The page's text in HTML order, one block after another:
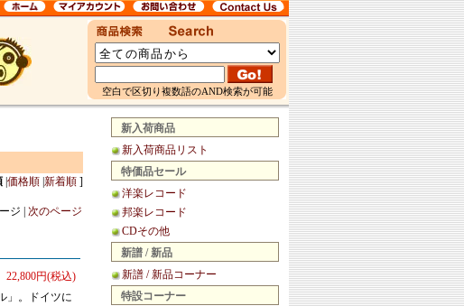
空白で区切り複数語のAND検索が可能
新入荷商品
新入荷商品リスト
特価品セール
洋楽レコード
邦楽レコード
CDその他
新譜 / 新品
新譜 / 新品コーナー
特設コーナー
価格順 新着順 ]
ジ | 次のページ
22,800円(税込)
」。ドイツに